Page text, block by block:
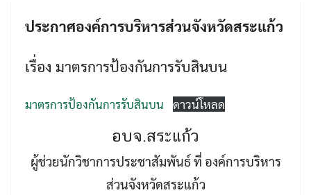
ประกาศองค์การบริหารส่วนจังหวัดสระแก้ว
เรื่อง มาตรการป้องกันการรับสินบน
มาตรการป้องกันการรับสินบน ดาวน์โหลด
อบจ.สระแก้ว
ผู้ช่วยนักวิชาการประชาสัมพันธ์ ที่ องค์การบริหาร
ส่วนจังหวัดสระแก้ว